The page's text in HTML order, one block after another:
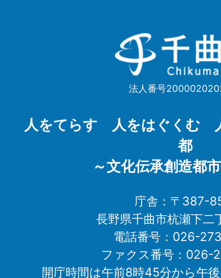
千
曲
Chikuma
法人番号
人をてらす 人をはぐくむ
都
～文化伝承創造都
庁舎：〒387-
長野県千曲市杭瀬下二
電話番号：026-
ファクス番号：026-
開庁時間は午前8時45分から午